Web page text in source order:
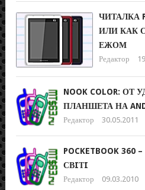
ЧИТАЛКА
ИЛИ КАК
ЕЖОМ
Редактор
NOOK COLOR:
ПЛАНШЕТА НА
Редактор 30.05.2011
POCKETBOOK
СВIТI
Редактор 09.03.2010